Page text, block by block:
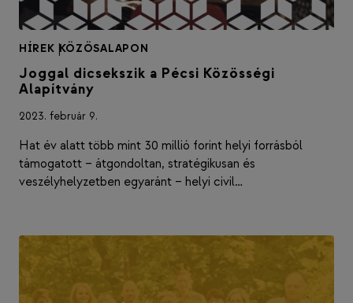
HÍREK |
KÖZÖSALAPON
Joggal dicsekszik a Pécsi Közösségi
Alapítvány
2023. február 9.
Hat év alatt több mint 30 millió forint helyi forrásból
támogatott – átgondoltan, stratégikusan és
veszélyhelyzetben egyaránt – helyi civil…